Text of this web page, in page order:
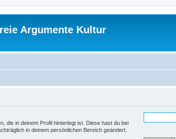
Argumente Kultur
die in deinem Profil hinterlegt ist. Diese hast du bei
in deinem persönlichen Bereich geändert.